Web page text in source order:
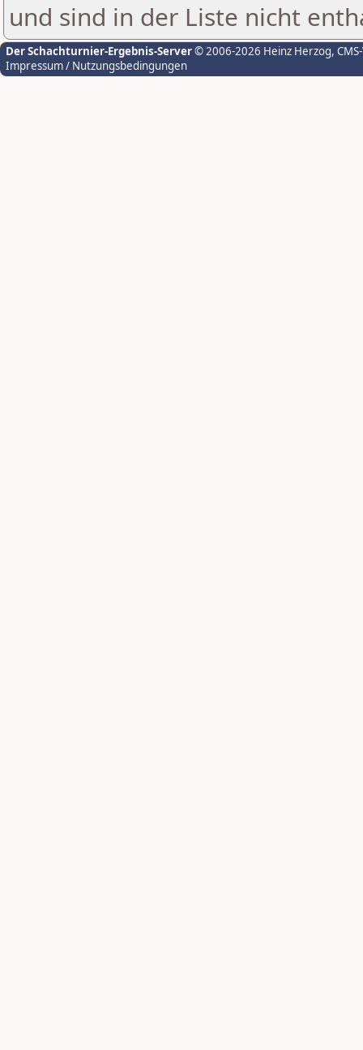
und sind in der Liste nicht
Der Schachturnier-Ergebnis-Server© 2006-2026 Heinz Herzog,
Impressum / Nutzungsbedingungen